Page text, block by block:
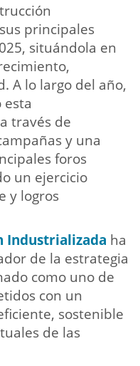
principales
situándola en
A lo largo del año,
través de
y una
foros
un ejercicio
y logros
Industrializada ha
de la estrategia
como uno de
con un
sostenible
de las